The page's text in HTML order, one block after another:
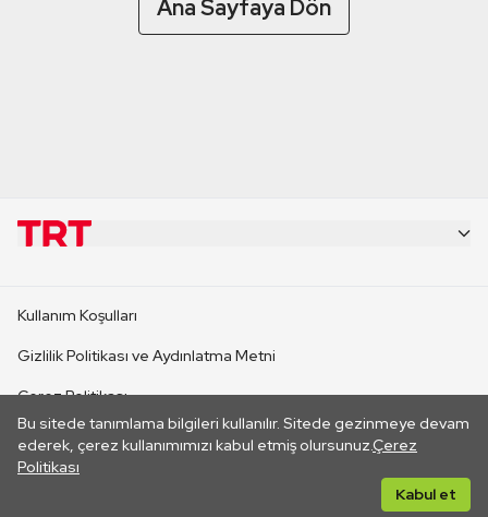
Ana Sayfaya Dön
Bu sitede tanımlama bilgileri kullanılır. Sitede gezinmeye devam
ederek, çerez kullanımımızı kabul etmiş olursunuz.Çerez
Politikası
Kabul et
CANLI YAYINLAR
Kullanım Koşulları
Gizlilik Politikası ve Aydınlatma Metni
Çerez Politikası
İletişim
Her hakkı saklıdır. ©2026 TRT. Bağlantı yoluyla gidilen dış